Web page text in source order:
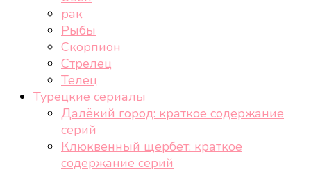
рак
Рыбы
Скорпион
Стрелец
Телец
Турецкие сериалы
Далёкий город: краткое содержание
серий
Клюквенный щербет: краткое
содержание серий